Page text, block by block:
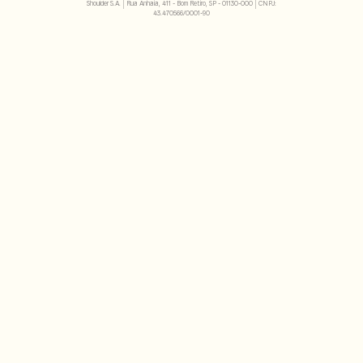
Shoulder S.A. | Rua Anhaia, 411 - Bom Retiro, SP - 01130-000 | CNPJ: